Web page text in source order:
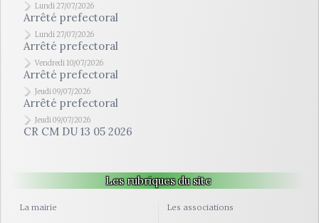
Lundi 27/07/2026
Arrêté prefectoral
Lundi 27/07/2026
Arrêté prefectoral
Vendredi 10/07/2026
Arrêté prefectoral
Jeudi 09/07/2026
Arrêté prefectoral
Jeudi 09/07/2026
CR CM DU 13 05 2026
Les rubriques du site
La mairie Les associations